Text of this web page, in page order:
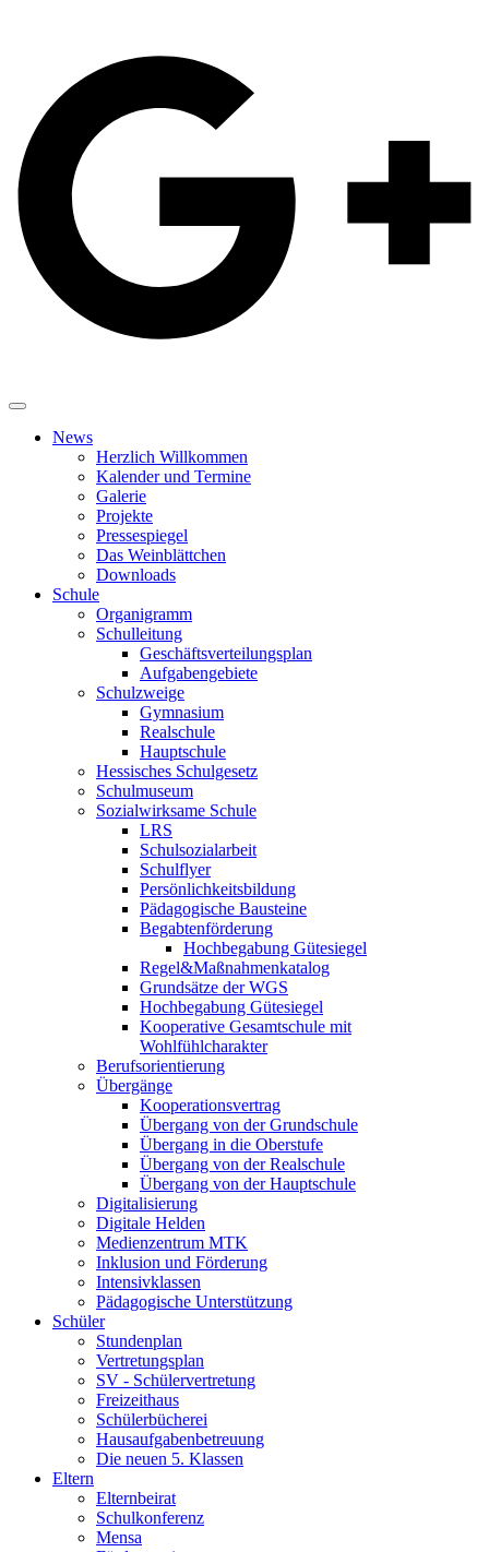
News
Herzlich Willkommen
Kalender und Termine
Galerie
Projekte
Pressespiegel
Das Weinblättchen
Downloads
Schule
Organigramm
Schulleitung
Geschäftsverteilungsplan
Aufgabengebiete
Schulzweige
Gymnasium
Realschule
Hauptschule
Hessisches Schulgesetz
Schulmuseum
Sozialwirksame Schule
LRS
Schulsozialarbeit
Schulflyer
Persönlichkeitsbildung
Pädagogische Bausteine
Begabtenförderung
Hochbegabung Gütesiegel
Regel&Maßnahmenkatalog
Grundsätze der WGS
Hochbegabung Gütesiegel
Kooperative Gesamtschule mit
Wohlfühlcharakter
Berufsorientierung
Übergänge
Kooperationsvertrag
Übergang von der Grundschule
Übergang in die Oberstufe
Übergang von der Realschule
Übergang von der Hauptschule
Digitalisierung
Digitale Helden
Medienzentrum MTK
Inklusion und Förderung
Intensivklassen
Pädagogische Unterstützung
Schüler
Stundenplan
Vertretungsplan
SV - Schülervertretung
Freizeithaus
Schülerbücherei
Hausaufgabenbetreuung
Die neuen 5. Klassen
Eltern
Elternbeirat
Schulkonferenz
Mensa